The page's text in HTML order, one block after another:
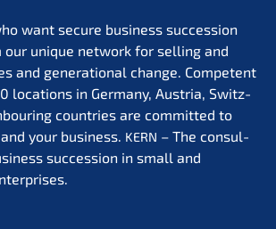
want secure business succes­si­on
unique network for selling and
and genera­tio­nal change. Compe­tent
locati­ons in Germa­ny, Austria, Switz­
count­ries are commit­ted to
your business. KERN – The consul­
succes­si­on in small and